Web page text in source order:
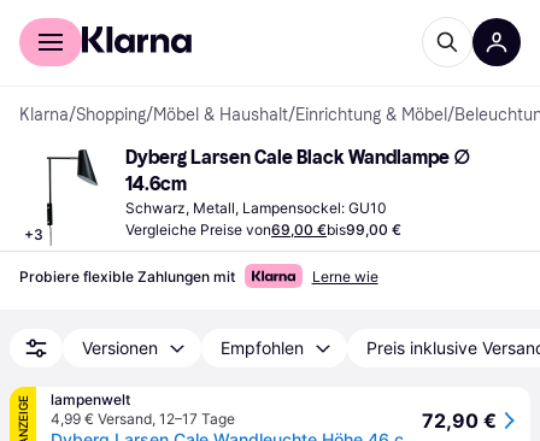
Für Shopper
Klarna/Shopping/Möbel & Haushalt/Einrichtung & Möbel /
+3
Dyberg Larsen Cale Black Wandlampe ∅
14.6cm
Schwarz, Metall, Lampensockel: GU10
Vergleiche Preise von69,00 €bis99,00 €
Probiere flexible Zahlungen mit Lerne wie
Versionen Empfohlen Preis inklusive
ANZEIGE
lampenwelt
4,99 € Versand, 12–17 Tage 72,90 €